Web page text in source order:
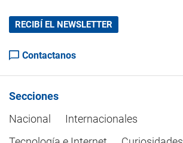
RECIBÍ EL NEWSLETTER
Contactanos
Secciones
Nacional
Internacionales